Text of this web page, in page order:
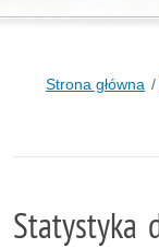
Strona główna
Statystyka